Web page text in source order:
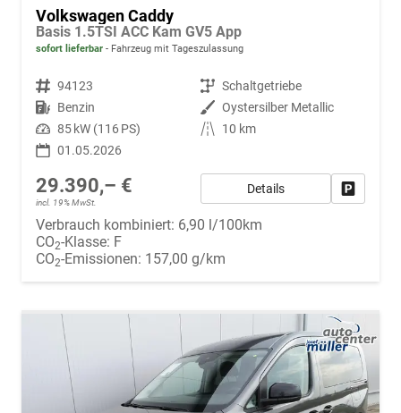
Volkswagen Caddy
Basis 1.5TSI ACC Kam GV5 App
sofort lieferbar Fahrzeug mit Tageszulassung
Fahrzeugnr. 94123 Getriebe Schaltgetriebe
Kraftstoff Benzin Außenfarbe Oystersilber Metallic
Leistung 85 kW (116 PS) Kilometerstand
10 km
01.05.2026
29.390,– €
incl. 19% MwSt.
Details
Verbrauch kombiniert: 6,90 l/100km
CO2-Klasse: F
CO2-Emissionen: 157,00 g/km